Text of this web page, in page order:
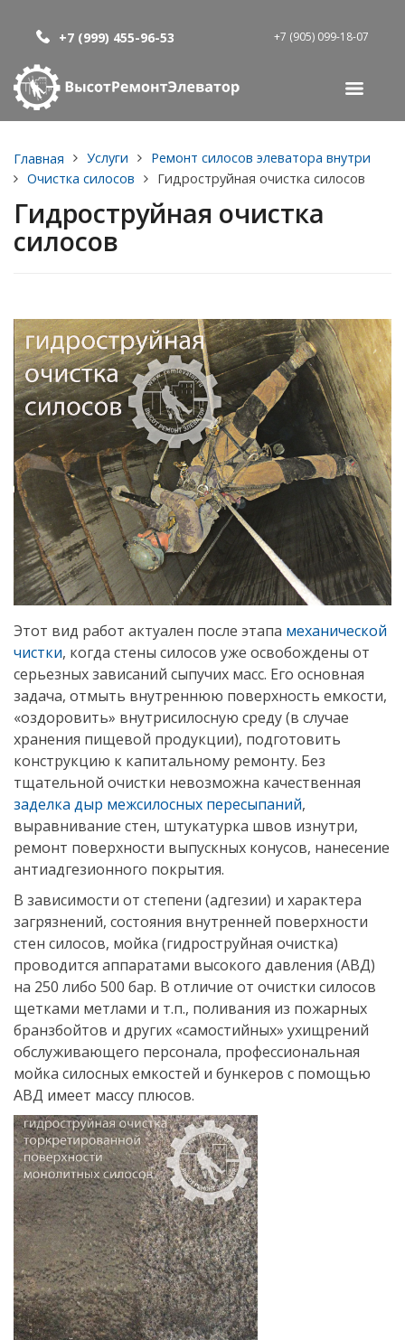
+7 (999) 455-96-53 +7 (905) 099-18-07
Главная Услуги
Ремонт силосов элеватора внутри
Очистка силосов
Гидроструйная очистка силосов
Гидроструйная очистка
силосов
Этот вид работ актуален после этапа механической
чистки, когда стены силосов уже освобождены от
серьезных зависаний сыпучих масс. Его основная
задача, отмыть внутреннюю поверхность емкости,
«оздоровить» внутрисилосную среду (в случае
хранения пищевой продукции), подготовить
конструкцию к капитальному ремонту. Без
тщательной очистки невозможна качественная
заделка дыр межсилосных пересыпаний,
выравнивание стен, штукатурка швов изнутри,
ремонт поверхности выпускных конусов, нанесение
антиадгезионного покрытия.
В зависимости от степени (адгезии) и характера
загрязнений, состояния внутренней поверхности
стен силосов, мойка (гидроструйная очистка)
проводится аппаратами высокого давления (АВД)
на 250 либо 500 бар. В отличие от очистки силосов
щетками метлами и т.п., поливания из пожарных
бранзбойтов и других «самостийных» ухищрений
обслуживающего персонала, профессиональная
мойка силосных емкостей и бункеров с помощью
АВД имеет массу плюсов.